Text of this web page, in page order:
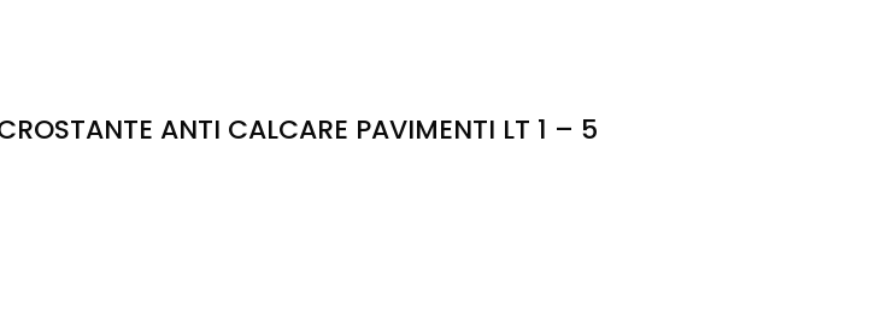
ANTI CALCARE PAVIMENTI LT 1 – 5